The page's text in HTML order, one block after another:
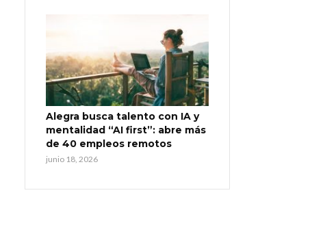
Alegra busca talento con IA y
mentalidad “AI first”: abre más
de 40 empleos remotos
junio 18, 2026